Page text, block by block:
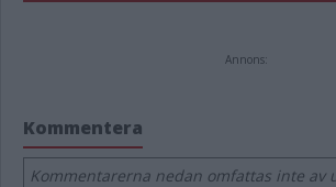
Annons:
Kommentera
Kommentarerna nedan omfattas inte av